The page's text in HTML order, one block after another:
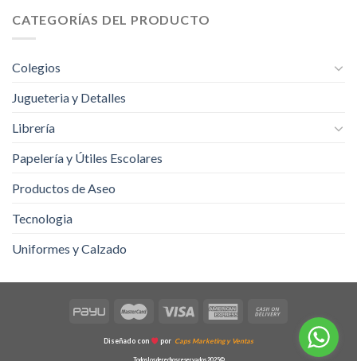
CATEGORÍAS DEL PRODUCTO
Colegios
Jugueteria y Detalles
Librería
Papelería y Útiles Escolares
Productos de Aseo
Tecnologia
Uniformes y Calzado
Diseñado con por Caps Marketing y Ventas